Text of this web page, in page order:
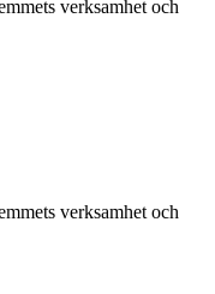
verksamhet och
verksamhet och